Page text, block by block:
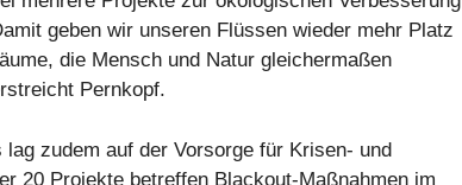
geben wir unseren Flüssen wieder mehr Platz
die Mensch und Natur gleichermaßen
Pernkopf.
lag zudem auf der Vorsorge für Krisen- und
20 Projekte betreffen Blackout-Maßnahmen im